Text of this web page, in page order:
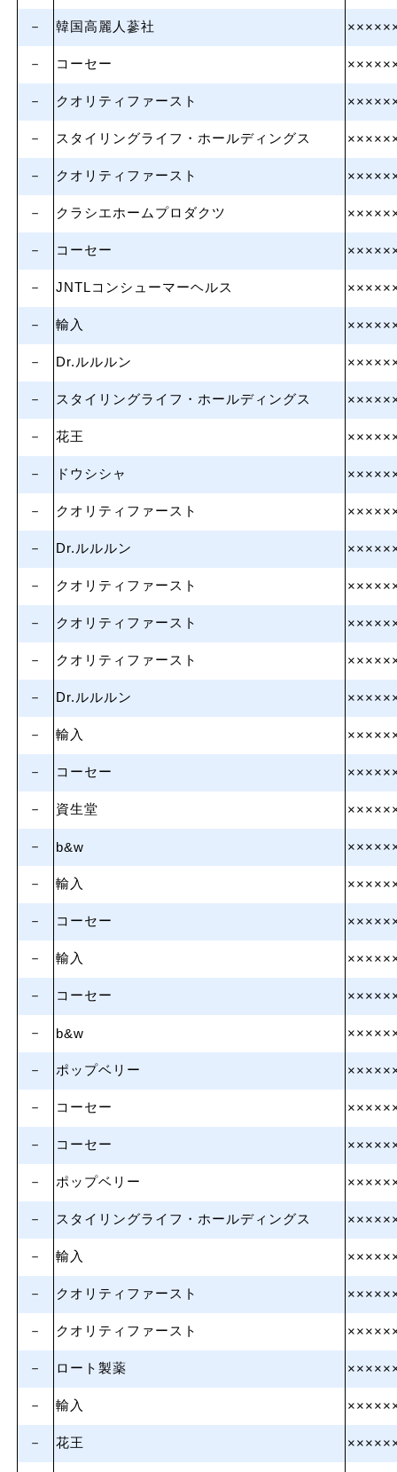
－ 韓国高麗人蔘社
－ コーセー
－ クオリティファースト
－ スタイリングライフ・ホールディングス
－ クオリティファースト
－ クラシエホームプロダクツ
－ コーセー
－ JNTLコンシューマーヘルス
－ 輸入
－ Dr.ルルルン
－ スタイリングライフ・ホールディングス
－ 花王
－ ドウシシャ
－ クオリティファースト
－ Dr.ルルルン
－ クオリティファースト
－ クオリティファースト
－ クオリティファースト
－ Dr.ルルルン
－ 輸入
－ コーセー
－ 資生堂
－ b&w
－ 輸入
－ コーセー
－ 輸入
－ コーセー
－ b&w
－ ポップベリー
－ コーセー
－ コーセー
－ ポップベリー
－ スタイリングライフ・ホールディングス
－ 輸入
－ クオリティファースト
－ クオリティファースト
－ ロート製薬
－ 輸入
－ 花王